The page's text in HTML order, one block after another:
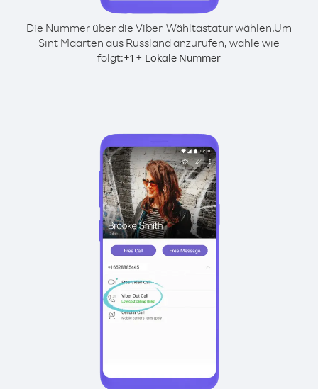
Die Nummer über die Viber-Wähltastatur wählen.Um
Sint Maarten aus Russland anzurufen, wähle wie
folgt:+1 + Lokale Nummer